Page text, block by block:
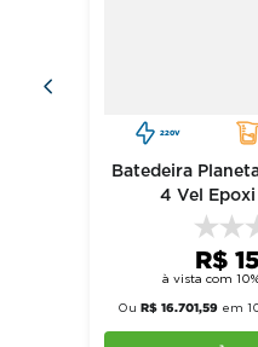
220V
Batedeira
4 Vel
R$ 15
à vista com
Ou R$ 16.701,59 em